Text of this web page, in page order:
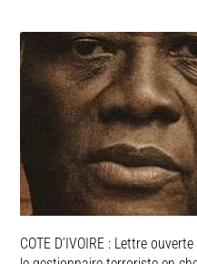
COTE D’IVOIRE : Lettre